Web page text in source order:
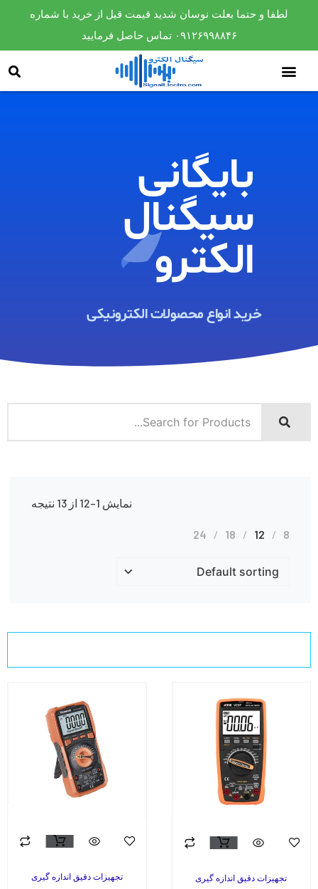
لطفا و حتما بعلت نوسان شدید قیمت قبل از خرید با شماره
۰۹۱۲۶۹۹۸۸۴۶ تماس حاصل فرمایید
بایگانی
سیگنال
الکترو​
خرید انواع محصولات الکترونیکی ​
نمایش 1–12 از 13 نتیجه
12
18
24
تجهیزات دقیق اندازه گیری تجهیزات دقیق اندازه گیری